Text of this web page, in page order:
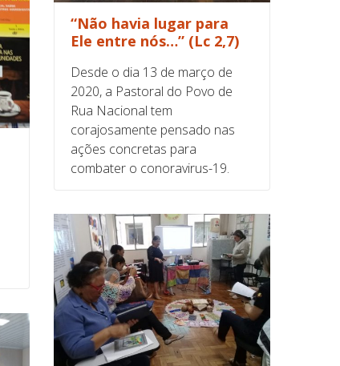
“Não havia lugar para
Ele entre nós…” (Lc 2,7)
Desde o dia 13 de março de
2020, a Pastoral do Povo de
Rua Nacional tem
corajosamente pensado nas
ações concretas para
combater o conoravirus-19.